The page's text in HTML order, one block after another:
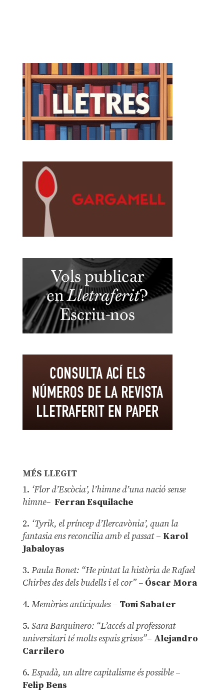
MÉS LLEGIT
1. ‘Flor d’Escòcia’, l’himne d’una nació sense
himne– Ferran Esquilache
2. ‘Tyrik, el príncep d’Ilercavònia’, quan la
fantasia ens reconcilia amb el passat– Karol
Jabaloyas
3. Paula Bonet: “He pintat la història de Rafael
Chirbes des dels budells i el cor” –Óscar Mora
4. Memòries anticipades– Toni Sabater
5. Sara Barquinero: “L’accés al professorat
universitari té molts espais grisos”– Alejandro
Carrilero
6. Espadà, un altre capitalisme és possible –
Felip Bens